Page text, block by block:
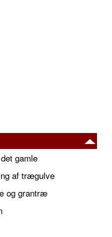
gamle
af trægulve
og grantræ